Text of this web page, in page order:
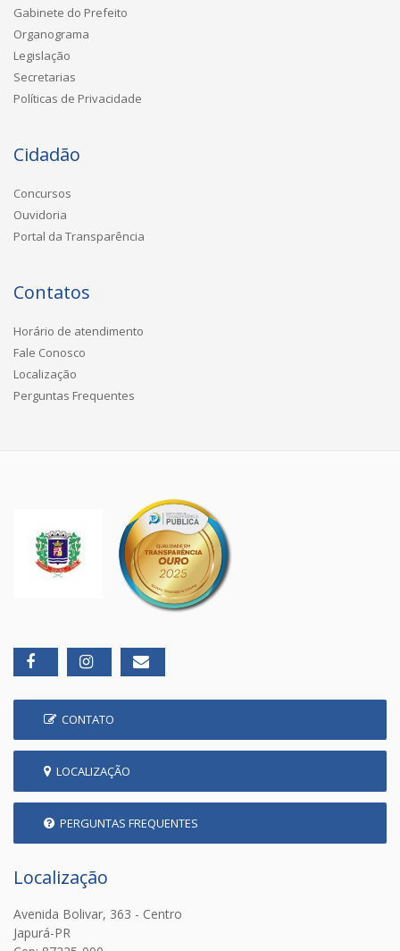
Gabinete do Prefeito
Organograma
Legislação
Secretarias
Políticas de Privacidade
Cidadão
Concursos
Ouvidoria
Portal da Transparência
Contatos
Horário de atendimento
Fale Conosco
Localização
Perguntas Frequentes
CONTATO
LOCALIZAÇÃO
PERGUNTAS FREQUENTES
Localização
Avenida Bolivar, 363 - Centro
Japurá-PR